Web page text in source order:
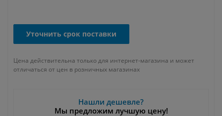
Уточнить срок поставки
Цена действительна только для интернет-магазина и может
отличаться от цен в розничных магазинах
Нашли дешевле?
Мы предложим лучшую цену!